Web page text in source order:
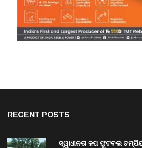
RECENT POSTS
ସ୍ୱାଧୀନତା କପ ଫୁଟବଲ